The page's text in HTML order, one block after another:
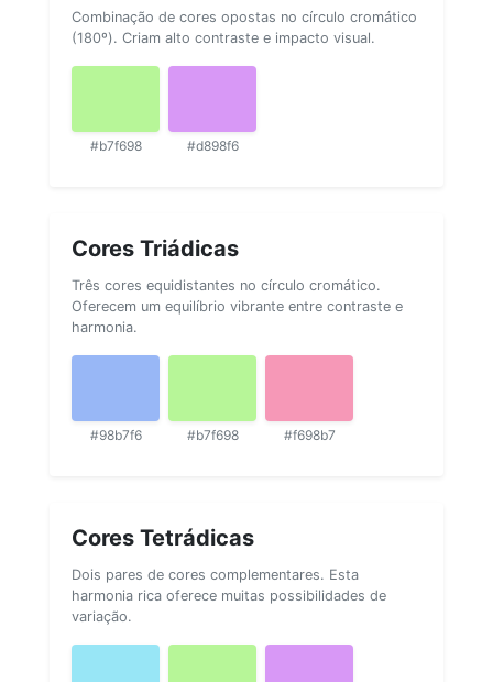
Combinação de cores opostas no círculo cromático
(180º). Criam alto contraste e impacto visual.
#b7f698 #d898f6
Cores Triádicas
Três cores equidistantes no círculo cromático.
Oferecem um equilíbrio vibrante entre contraste e
harmonia.
#98b7f6 #b7f698 #f698b7
Cores Tetrádicas
Dois pares de cores complementares. Esta
harmonia rica oferece muitas possibilidades de
variação.